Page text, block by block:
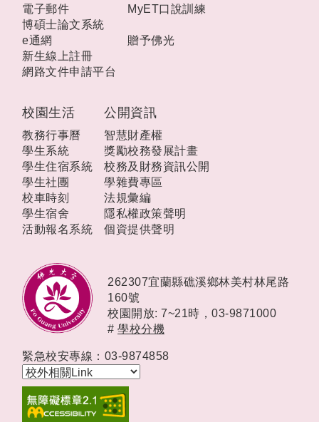
校園生活
教務行事曆
學生系統
學生住宿系統
學生社團
校車時刻
學生宿舍
活動報名系統
公開資訊
智慧財產權
獎勵校務發展計畫
校務及財務資訊公開
學雜費專區
法規彙編
隱私權政策聲明
個資提供聲明
電子郵件
博碩士論文系統
e通網
新生線上註冊
網路文件申請平台
MyET口說訓練
贈予佛光
262307宜蘭縣礁溪鄉林美村林尾路
160號
校園開放: 7~21時， 03-9871000
# 學校分機
緊急校安專線：03-9874858